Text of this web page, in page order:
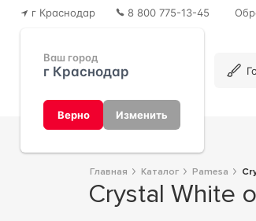
г Краснодар
Ваш город
г Краснодар
Верно Изменить
8 800 775-13-45
Главная Каталог Pamesa
Crystal White